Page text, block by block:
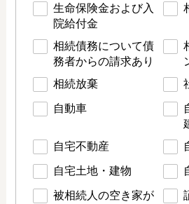
生命保険金および入
院給付金
相続債務について債
務者からの請求あり
相続放棄
自動車
自宅不動産
自宅土地・建物
被相続人の空き家が